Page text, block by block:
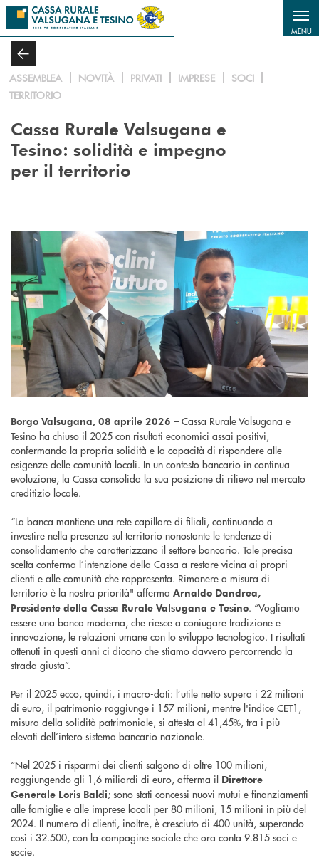
Salta al contenuto principale
MENU
ASSEMBLEA NOVITÀ PRIVATI IMPRESE
SOCI
TERRITORIO
Cassa Rurale Valsugana e
Tesino: solidità e impegno
per il territorio
Borgo Valsugana, 08 aprile 2026 – Cassa Rurale Valsugana e
Tesino ha chiuso il 2025 con risultati economici assai positivi,
confermando la propria solidità e la capacità di rispondere alle
esigenze delle comunità locali. In un contesto bancario in continua
evoluzione, la Cassa consolida la sua posizione di rilievo nel mercato
creditizio locale.
“La banca mantiene una rete capillare di filiali, continuando a
investire nella presenza sul territorio nonostante le tendenze di
consolidamento che caratterizzano il settore bancario. Tale precisa
scelta conferma l’intenzione della Cassa a restare vicina ai propri
clienti e alle comunità che rappresenta. Rimanere a misura di
territorio è la nostra priorità" afferma Arnaldo Dandrea,
Presidente della Cassa Rurale Valsugana e Tesino. “Vogliamo
essere una banca moderna, che riesce a coniugare tradizione e
innovazione, le relazioni umane con lo sviluppo tecnologico. I risultati
ottenuti in questi anni ci dicono che stiamo davvero percorrendo la
strada giusta”.
Per il 2025 ecco, quindi, i macro-dati: l’utile netto supera i 22 milioni
di euro, il patrimonio raggiunge i 157 milioni, mentre l'indice CET1,
misura della solidità patrimoniale, si attesta al 41,45%, tra i più
elevati dell’intero sistema bancario nazionale.
“Nel 2025 i risparmi dei clienti salgono di oltre 100 milioni,
raggiungendo gli 1,6 miliardi di euro, afferma il Direttore
Generale Loris Baldi; sono stati concessi nuovi mutui e finanziamenti
alle famiglie e alle imprese locali per 80 milioni, 15 milioni in più del
2024. Il numero di clienti, inoltre, è cresciuto di 400 unità, superando
così i 32.500, con la compagine sociale che ora conta 9.815 soci e
socie.